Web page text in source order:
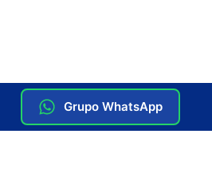
Grupo WhatsApp